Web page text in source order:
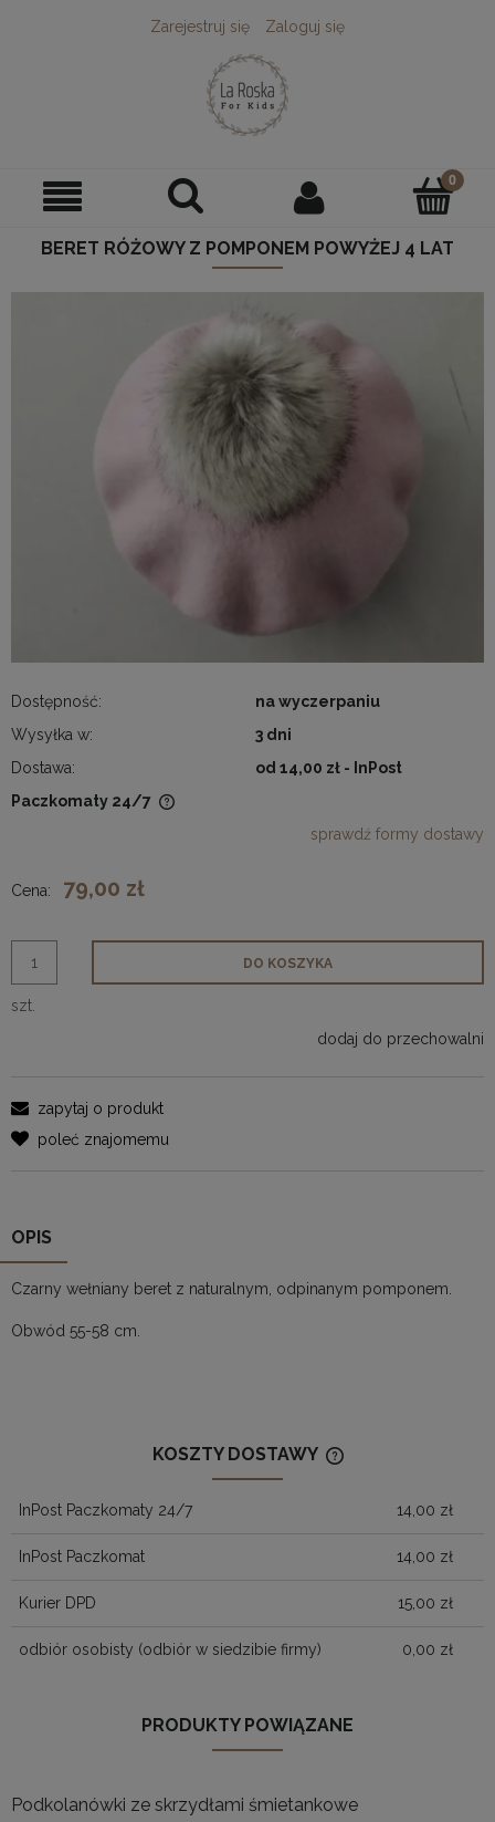
Zarejestruj się Zaloguj się
BERET RÓŻOWY Z POMPONEM POWYŻEJ 4 LAT
Dostępność:
na wyczerpaniu
Wysyłka w:
3 dni
Dostawa:
od 14,00 zł - InPost
Paczkomaty 24/7
sprawdź formy dostawy
Cena: 79,00 zł
szt.
DO KOSZYKA
dodaj do przechowalni
zapytaj o produkt
poleć znajomemu
OPIS
Czarny wełniany beret z naturalnym, odpinanym pomponem.
Obwód 55-58 cm.
KOSZTY DOSTAWY
InPost Paczkomaty 24/7 14,00 zł
InPost Paczkomat 14,00 zł
Kurier DPD 15,00 zł
odbiór osobisty (odbiór w siedzibie firmy) 0,00 zł
PRODUKTY POWIĄZANE
Podkolanówki ze skrzydłami śmietankowe